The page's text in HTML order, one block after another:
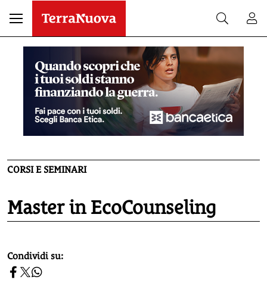
CORSI E SEMINARI
Master in EcoCounseling
homepage h2
Condividi su: